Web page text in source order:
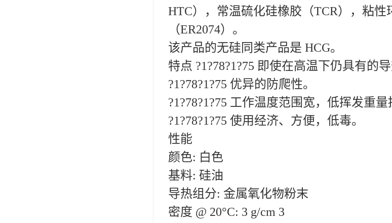
HTC），常温硫化硅橡胶（TCR），粘
（ER2074）。
该产品的无硅同类产品是 HCG。
特点 ?1?78?1?75 即使在高温下仍具有的
?1?78?1?75 优异的防爬性。
?1?78?1?75 工作温度范围宽，低挥发重量
?1?78?1?75 使用经济、方便，低毒。
性能
颜色: 白色
基料: 硅油
导热组分: 金属氧化物粉末
密度 @ 20°C: 3 g/cm 3